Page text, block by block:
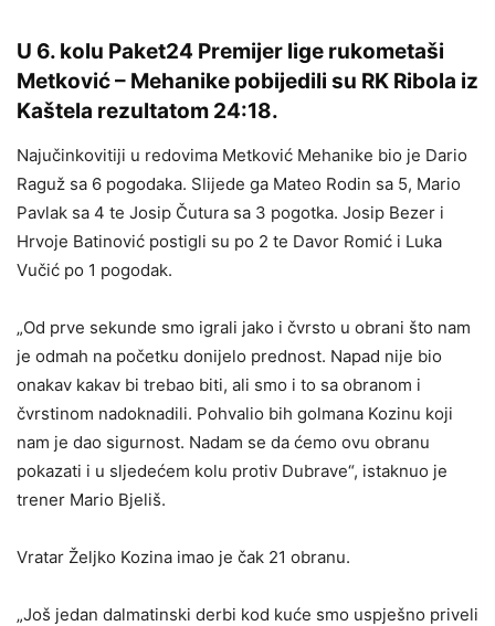
U 6. kolu Paket24 Premijer lige rukometaši
Metković – Mehanike pobijedili su RK Ribola iz
Kaštela rezultatom 24:18.
Najučinkovitiji u redovima Metković Mehanike bio je Dario
Raguž sa 6 pogodaka. Slijede ga Mateo Rodin sa 5, Mario
Pavlak sa 4 te Josip Čutura sa 3 pogotka. Josip Bezer i
Hrvoje Batinović postigli su po 2 te Davor Romić i Luka
Vučić po 1 pogodak.
„Od prve sekunde smo igrali jako i čvrsto u obrani što nam
je odmah na početku donijelo prednost. Napad nije bio
onakav kakav bi trebao biti, ali smo i to sa obranom i
čvrstinom nadoknadili. Pohvalio bih golmana Kozinu koji
nam je dao sigurnost. Nadam se da ćemo ovu obranu
pokazati i u sljedećem kolu protiv Dubrave“, istaknuo je
trener Mario Bjeliš.
Vratar Željko Kozina imao je čak 21 obranu.
„Još jedan dalmatinski derbi kod kuće smo uspješno priveli